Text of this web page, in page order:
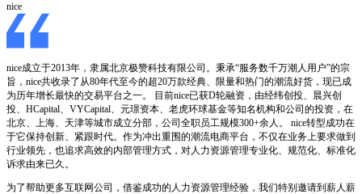
nice
nice成立于2013年，隶属北京极赞科技有限公司。秉承“服务数千万潮人用户”的宗
旨，nice共收录了从80年代至今的超20万款经典、限量和热门的潮流好货，现已成
为历年增长最快的交易平台之一。 目前nice已获D轮融资，由经纬创投、晨兴创
投、HCapital、VYCapital、元璟资本、老虎环球基金等知名机构和公司的投资，在
北京、上海、天津等城市成立分部，公司全职员工规模300+余人。 nice转型成功在
于它保持创新、紧跟时代。作为冲出重围的潮流电商平台，不仅在业务上要求做到
行业领先，也追求高效的内部管理方式，对人力资源管理专业化、规范化、标准化
诉求由来已久。
为了帮助更多互联网公司，借鉴成功的人力资源管理经验，我们特别邀请到薪人薪